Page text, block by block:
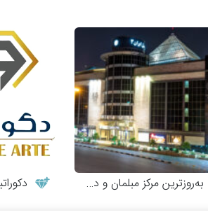
به‌روزترین مرکز مبلمان و دکوراسیون